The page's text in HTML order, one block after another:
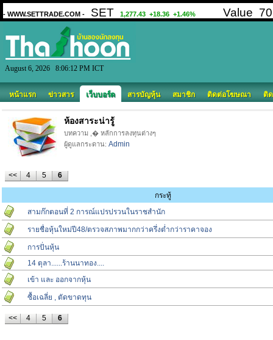
August 6, 2026 8:06:12 PM ICT
หน้าแรก ข่าวสาร เว็บบอร์ด สารบัญหุ้น สมาชิก ติดต่อโฆษณา ติ
ห้องสาระน่ารู้
บทความ ,� หลักการลงทุนต่างๆ
ผู้ดูแลกระดาน: Admin
<< 4 5 6
กระทู้
สามก๊กตอนที่ 2 การณ์แปรปรวนในราชสำนัก
รายชื่อหุ้นใหม่ปี48/ตรวจสภาพมากกว่าครึ่งต่ำกว่าราคาจอง
การปั่นหุ้น
14 ตุลา......ร้านนาทอง....
เข้า และ ออกจากหุ้น
ซื้อเฉลี่ย , ตัดขาดทุน
<< 4 5 6